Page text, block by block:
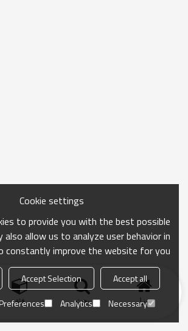
منزل بحث فئة
Cookie settings
to provide you with the best possible
also allow us to analyze user behavior in
constantly improve the website for you.
Accept all
Accept Selection
Necessary
Analytics